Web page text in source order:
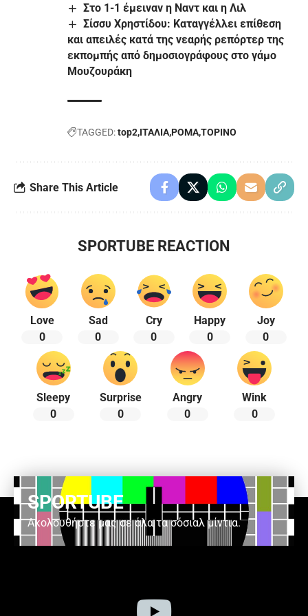
Στο 1-1 έμειναν η Ναντ και η Λιλ
Σίσσυ Χρηστίδου: Καταγγέλλει επίθεση
και απειλές κατά της νεαρής ρεπόρτερ της
εκπομπής από δημοσιογράφους στο γάμο
Μουζουράκη
TAGGED:top2 ΙΤΑΛΙΑΡΟΜΑΤΟΡΙΝΟ
Share This Article
SPORTUBE REACTION
Love
0
Sad
0
Cry
0
Happy
0
Joy
0
Sleepy
0
Surprise
0
Angry
0
Wink
0
SPORTUBE
Ακολουθήστε μας σε όλα τα σόσιαλ μίντια.